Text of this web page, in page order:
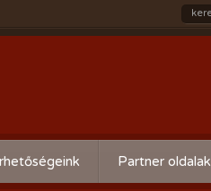
Partner oldalak